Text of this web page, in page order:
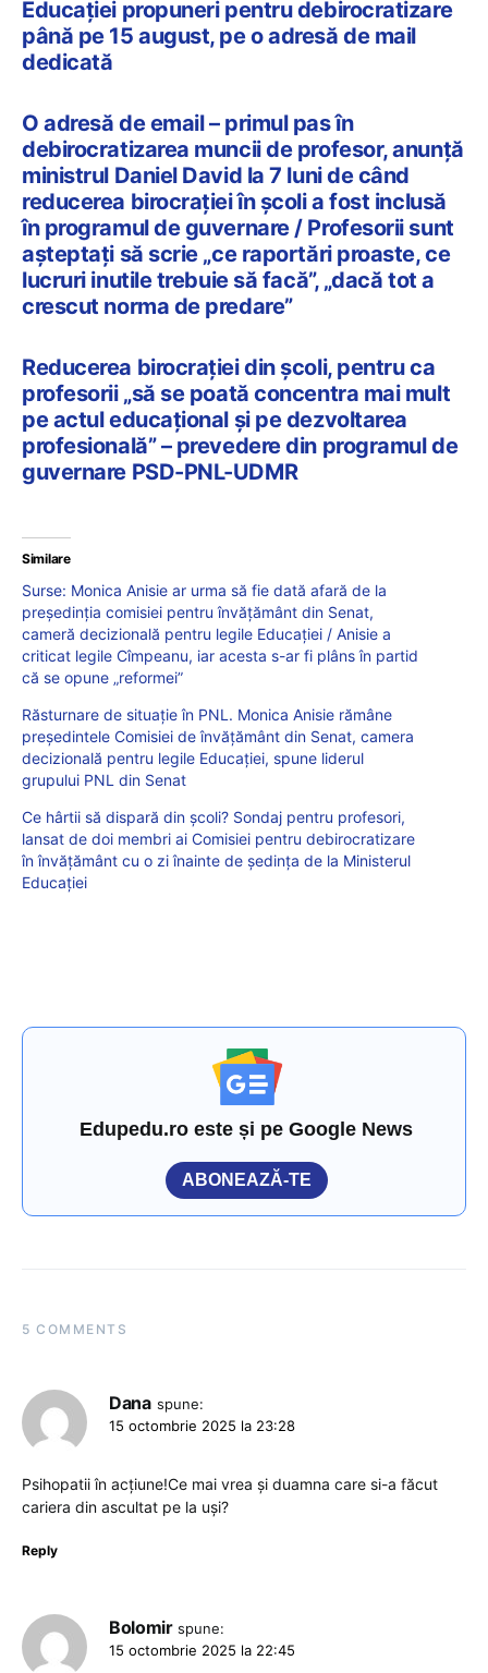
Educației propuneri pentru debirocratizare
până pe 15 august, pe o adresă de mail
dedicată
O adresă de email – primul pas în
debirocratizarea muncii de profesor, anunță
ministrul Daniel David la 7 luni de când
reducerea birocrației în școli a fost inclusă
în programul de guvernare / Profesorii sunt
așteptați să scrie „ce raportări proaste, ce
lucruri inutile trebuie să facă”, „dacă tot a
crescut norma de predare”
Reducerea birocrației din școli, pentru ca
profesorii „să se poată concentra mai mult
pe actul educațional și pe dezvoltarea
profesională” – prevedere din programul de
guvernare PSD-PNL-UDMR
Similare
Surse: Monica Anisie ar urma să fie dată afară de la
președinția comisiei pentru învățământ din Senat,
cameră decizională pentru legile Educației / Anisie a
criticat legile Cîmpeanu, iar acesta s-ar fi plâns în partid
că se opune „reformei”
Răsturnare de situație în PNL. Monica Anisie rămâne
președintele Comisiei de învățământ din Senat, camera
decizională pentru legile Educației, spune liderul
grupului PNL din Senat
Ce hârtii să dispară din școli? Sondaj pentru profesori,
lansat de doi membri ai Comisiei pentru debirocratizare
în învățământ cu o zi înainte de ședința de la Ministerul
Educației
Edupedu.ro este și pe Google News
ABONEAZĂ-TE
5 COMMENTS
Dana spune:
15 octombrie 2025 la 23:28
Psihopatii în acțiune!Ce mai vrea și duamna care si-a făcut
cariera din ascultat pe la uși?
Reply
Bolomir spune:
15 octombrie 2025 la 22:45